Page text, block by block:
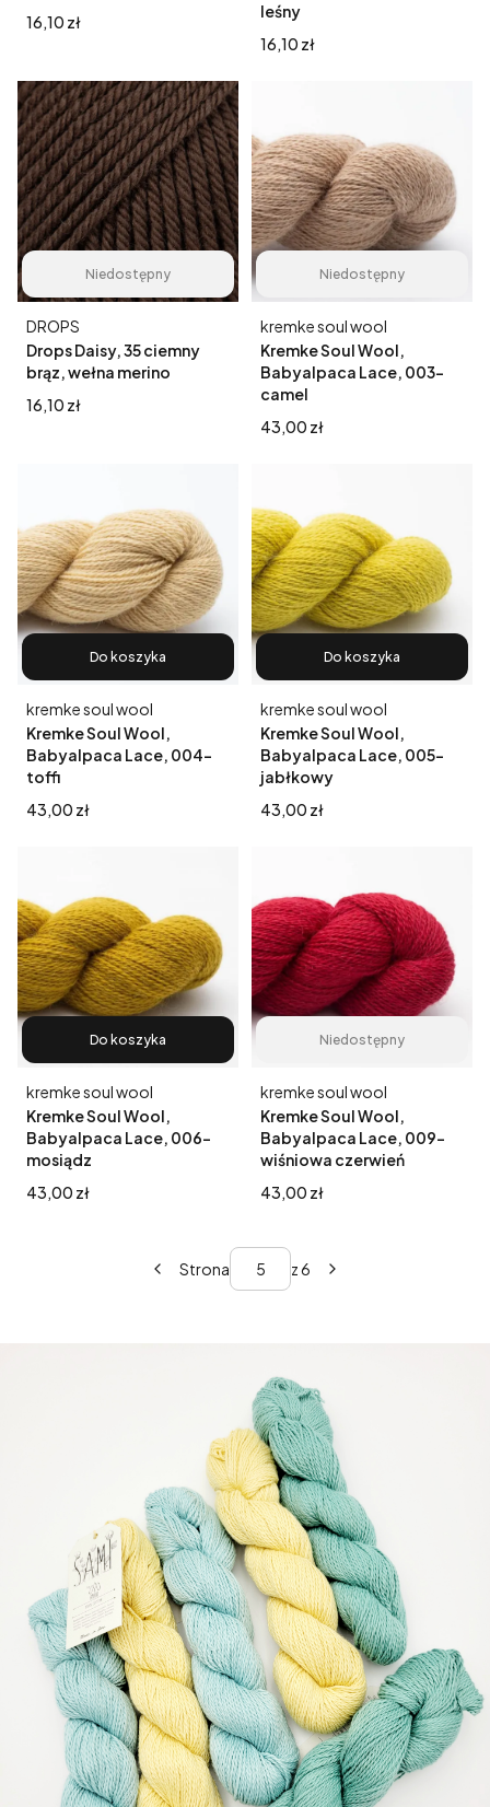
Cena
16,10 zł
leśny
Cena
16,10 zł
Niedostępny
Drops Daisy, 35 ciemny
brąz, wełna merino
Producent
DROPS
Cena
16,10 zł
Niedostępny
Kremke Soul Wool,
Babyalpaca Lace, 003-
camel
Producent
kremke soul wool
Cena
43,00 zł
Do koszyka
Kremke Soul Wool,
Babyalpaca Lace, 004-
toffi
Producent
kremke soul wool
Cena
43,00 zł
Do koszyka
Kremke Soul Wool,
Babyalpaca Lace, 005-
jabłkowy
Producent
kremke soul wool
Cena
43,00 zł
Do koszyka
Kremke Soul Wool,
Babyalpaca Lace, 006-
mosiądz
Producent
kremke soul wool
Cena
43,00 zł
Niedostępny
Kremke Soul Wool,
Babyalpaca Lace, 009-
wiśniowa czerwień
Producent
kremke soul wool
Cena
43,00 zł
Strona z 6